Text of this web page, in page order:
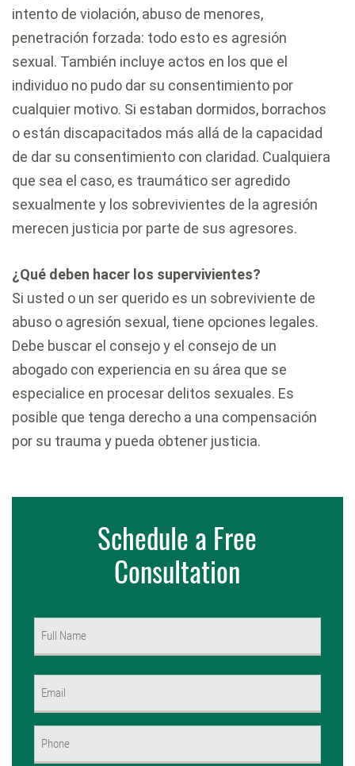
intento de violación, abuso de menores,
penetración forzada: todo esto es agresión
sexual. También incluye actos en los que el
individuo no pudo dar su consentimiento por
cualquier motivo. Si estaban dormidos, borrachos
o están discapacitados más allá de la capacidad
de dar su consentimiento con claridad. Cualquiera
que sea el caso, es traumático ser agredido
sexualmente y los sobrevivientes de la agresión
merecen justicia por parte de sus agresores.
¿Qué deben hacer los supervivientes?
Si usted o un ser querido es un sobreviviente de
abuso o agresión sexual, tiene opciones legales.
Debe buscar el consejo y el consejo de un
abogado con experiencia en su área que se
especialice en procesar delitos sexuales. Es
posible que tenga derecho a una compensación
por su trauma y pueda obtener justicia.
Schedule a Free
Consultation